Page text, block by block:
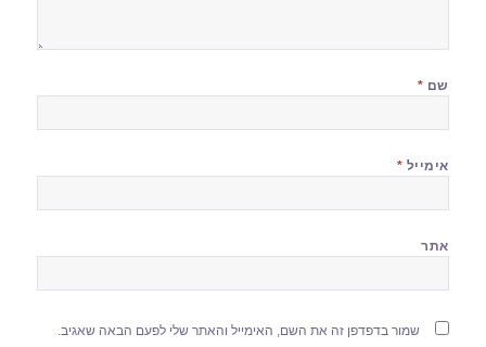
שם *
אימייל *
אתר
שמור בדפדפן זה את השם, האימייל והאתר שלי לפעם הבאה שאגיב.